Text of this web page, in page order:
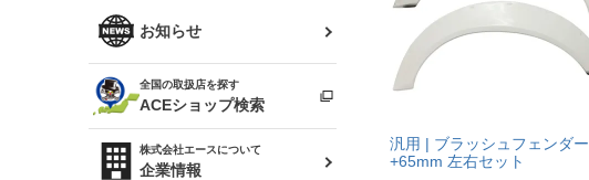
ソアラ
アルテッツァ
プロボックス
RAV4
R34 スカイライン
スカイライン
（ER34/R33/ECR33/R32）
キャラバン
ファッション小物
雑貨・ステーショナリー
ベビー用品
お知らせ
全国の取扱店を探す
ACEショップ検索
株式会社エースについて
企業情報
汎用 | ブラッシュフェンダー
+65mm 左右セット